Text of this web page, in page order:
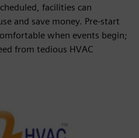
facilities can
and save money. Pre-start
when events begin;
from tedious HVAC